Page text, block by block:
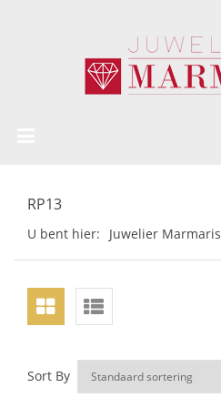
RP13
U bent hier: Juwelier Marmaris
Sort By